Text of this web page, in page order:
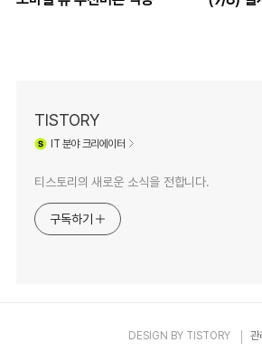
TISTORY
IT 분야 크리에이터
티스토리의 새로운 소식을 전합니다.
구독하기
DESIGN BY TISTORY 관